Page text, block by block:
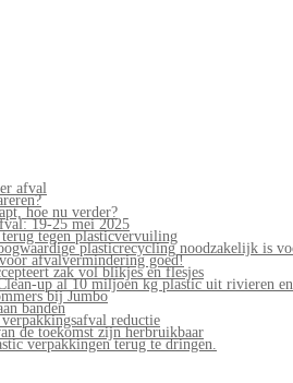
afval
hoe nu verder?
19-25 mei 2025
tegen plasticvervuiling
plasticrecycling noodzakelijk is
afvalvermindering goed!
zak vol blikjes en flesjes
up al 10 miljoen kg plastic uit rivieren en
bij Jumbo
banden
reductie
de toekomst zijn herbruikbaar
verpakkingen terug te dringen.